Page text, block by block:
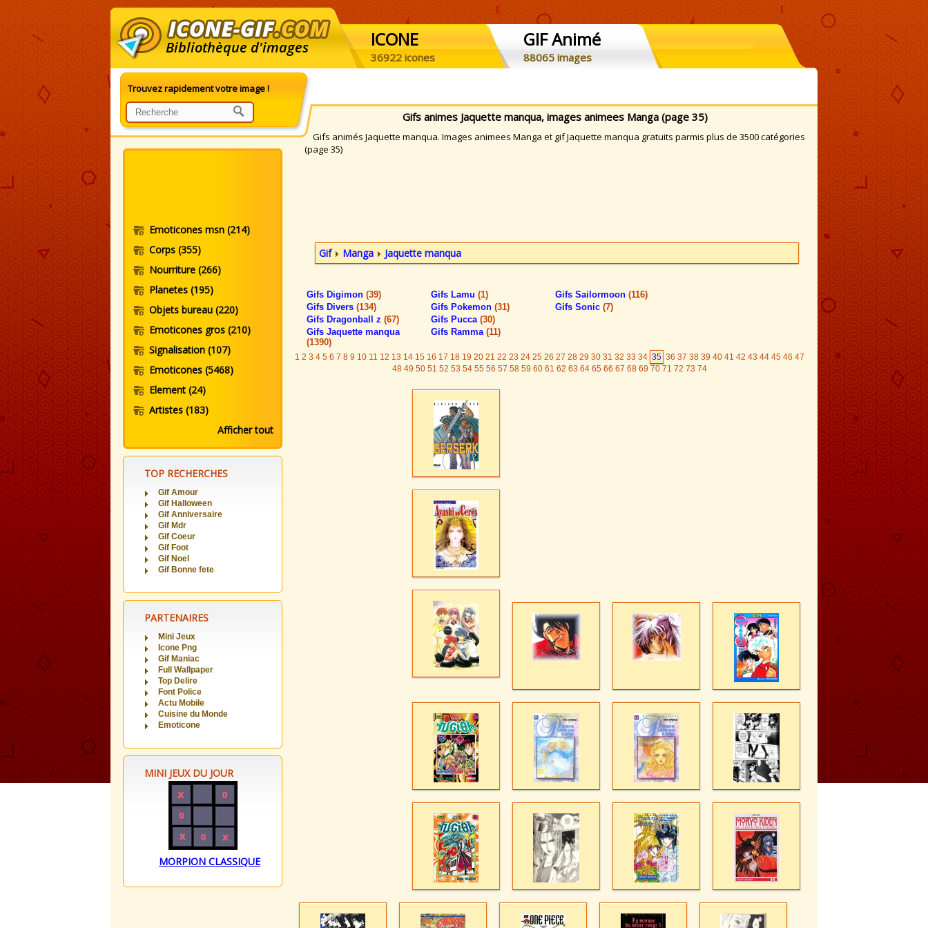
Bibliothèque d'images ICONE
36922 icones
GIF Animé
88065 images
Trouvez rapidement votre image !
Emoticones msn (214)
Corps (355)
Nourriture (266)
Planetes (195)
Objets bureau (220)
Emoticones gros (210)
Signalisation (107)
Emoticones (5468)
Element (24)
Artistes (183)
Afficher tout
TOP RECHERCHES
Gif Amour
Gif Halloween
Gif Anniversaire
Gif Mdr
Gif Coeur
Gif Foot
Gif Noel
Gif Bonne fete
PARTENAIRES
Mini Jeux
Icone Png
Gif Maniac
Full Wallpaper
Top Delire
Font Police
Actu Mobile
Cuisine du Monde
Emoticone
MINI JEUX DU JOUR
MORPION CLASSIQUE
Gifs animes Jaquette manqua, images animees Manga (page 35)
Gifs animés Jaquette manqua. Images animees Manga et gif Jaquette manqua gratuits parmis plus de 3500 catégories
(page 35)
Gif Manga Jaquette manqua
Gifs Digimon (39)
Gifs Divers (134)
Gifs Dragonball z (67)
Gifs Jaquette manqua
(1390)
Gifs Lamu (1)
Gifs Pokemon (31)
Gifs Pucca (30)
Gifs Ramma (11)
Gifs Sailormoon (116)
Gifs Sonic (7)
1 2 3 4 5 6 7 8 9 10 11 12 13 14 15 16 17 18 19 20 21 22 23 24 25 26 27 28 29 30 31 32 33 34 35 36 37 38 39 40 41 42 43 44 45 46 47
48 49 50 51 52 53 54 55 56 57 58 59 60 61 62 63 64 65 66 67 68 69 70 71 72 73 74